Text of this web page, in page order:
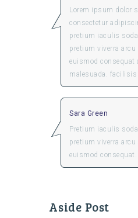
Lorem ipsum dolor
consectetur
pretium iaculis
pretium viverra arcu
euismod consequat
malesuada.
Sara Green
Pretium iaculis
pretium viverra
euismod consequat.
Aside Post